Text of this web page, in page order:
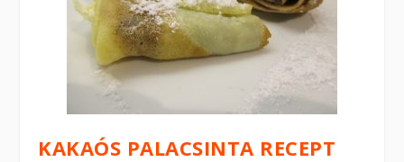
KAKAÓS PALACSINTA RECEPT